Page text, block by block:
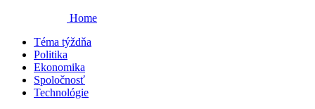
Home
Téma týždňa
Politika
Ekonomika
Spoločnosť
Technológie